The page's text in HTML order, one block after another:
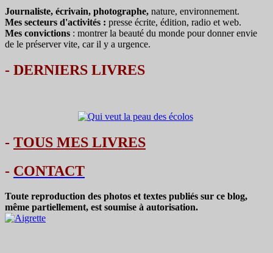
Journaliste, écrivain, photographe, nature, environnement.
Mes secteurs d'activités : presse écrite, édition, radio et web.
Mes convictions : montrer la beauté du monde pour donner envie
de le préserver vite, car il y a urgence.
- DERNIERS LIVRES
- TOUS MES LIVRES
- CONTACT
Toute reproduction des photos et textes publiés sur ce blog,
même partiellement, est soumise à autorisation.